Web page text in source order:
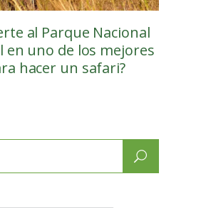
al Parque Nacional
en uno de los mejores
hacer un safari?